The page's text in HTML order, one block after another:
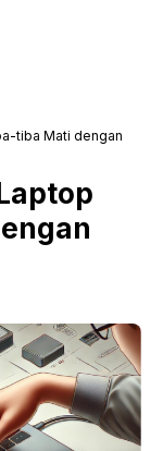
tiba Mati dengan